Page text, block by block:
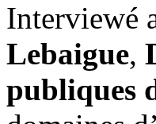
Interviewé
Lebaigue,
publiques